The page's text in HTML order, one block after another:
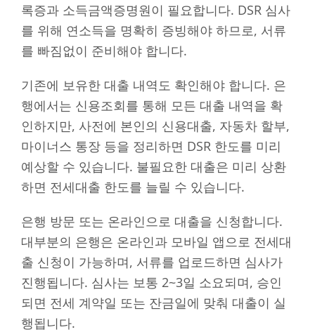
록증과 소득금액증명원이 필요합니다. DSR 심사
를 위해 연소득을 명확히 증빙해야 하므로, 서류
를 빠짐없이 준비해야 합니다.
기존에 보유한 대출 내역도 확인해야 합니다. 은
행에서는 신용조회를 통해 모든 대출 내역을 확
인하지만, 사전에 본인의 신용대출, 자동차 할부,
마이너스 통장 등을 정리하면 DSR 한도를 미리
예상할 수 있습니다. 불필요한 대출은 미리 상환
하면 전세대출 한도를 늘릴 수 있습니다.
은행 방문 또는 온라인으로 대출을 신청합니다.
대부분의 은행은 온라인과 모바일 앱으로 전세대
출 신청이 가능하며, 서류를 업로드하면 심사가
진행됩니다. 심사는 보통 2~3일 소요되며, 승인
되면 전세 계약일 또는 잔금일에 맞춰 대출이 실
행됩니다.